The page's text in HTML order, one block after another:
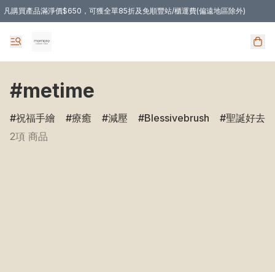
凡購買產品滿淨價$650，可獲全單85折及免順豐站/櫃運費(偏遠地區除外)
#metime
祝福手繪 療癒 減壓 Blessivebrush
聖誕好去處
2項 商品